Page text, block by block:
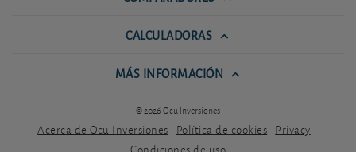
CALCULADORAS
MÁS INFORMACIÓN
© 2026 Ocu Inversiones
Acerca de Ocu Inversiones Política de cookies Privacy